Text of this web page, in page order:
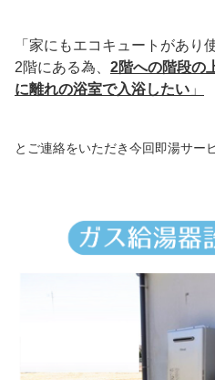
「家にもエコキュートがあり
2階にある為、 2階への階段の
に離れの浴室で入浴したい 」
とご連絡をいただき今回即湯サー